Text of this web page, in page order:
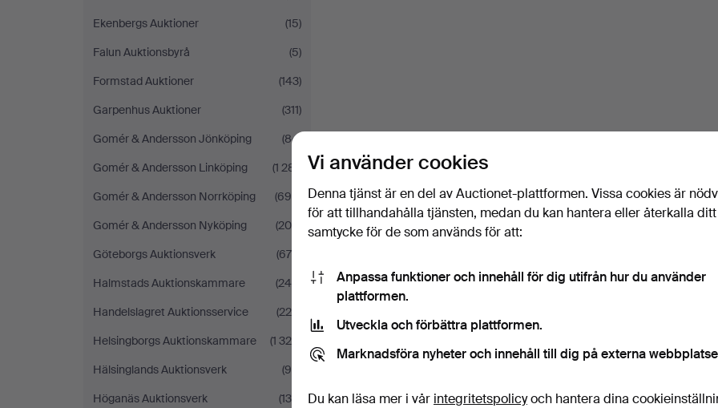
Ekenbergs Auktioner
(15)
Falun Auktionsbyrå
(5)
Formstad Auktioner
(143)
Garpenhus Auktioner
(311)
Gomér & Andersson Jönköping
(84)
Gomér & Andersson Linköping
(1 281)
Gomér & Andersson Norrköping
(694)
Gomér & Andersson Nyköping
(206)
Göteborgs Auktionsverk
(679)
Halmstads Auktionskammare
(245)
Handelslagret Auktionsservice
(220)
Helsingborgs Auktionskammare
(1 329)
Hälsinglands Auktionsverk
(99)
Höganäs Auktionsverk
(134)
Vi använder cookies
Denna tjänst är en del av Auctionet-plattformen. Vissa cookies är
för att tillhandahålla tjänsten, medan du kan hantera eller återkalla ditt
samtycke för de som används för att:
Anpassa funktioner och innehåll för dig utifrån hur du använder
plattformen.
Utveckla och förbättra plattformen.
Marknadsföra nyheter och innehåll till dig på externa
Du kan läsa mer i vår integritetspolicyoch hantera dina